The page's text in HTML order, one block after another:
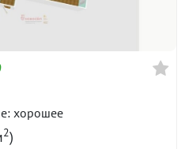
хорошее
2)